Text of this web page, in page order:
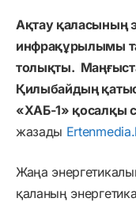
Ақтау қаласының
инфрақұрылымы
толықты.
Қилыбайдың
«ХАБ-1» қосалқы
жазады
Жаңа
қаланың